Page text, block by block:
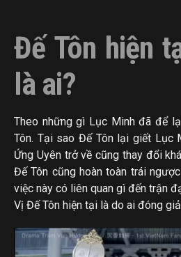
Đế Tôn hiện
là ai?
Theo những gì Lục Minh đã để
Tôn. Tại sao Đế Tôn lại giết Lục
Ứng Uyên trở về cũng thay đổi
Đế Tôn cũng hoàn toàn trái
việc này có liên quan gì đến trận
Vị Đế Tôn hiện tại là do ai đóng